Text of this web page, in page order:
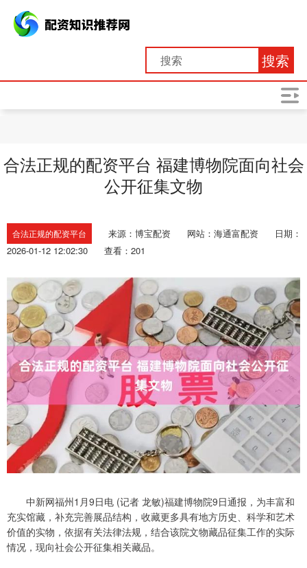
搜索
合法正规的配资平台 福建博物院面向社会
公开征集文物
合法正规的配资平台 来源：博宝配资 网站：海通富配资
日期：
2026-01-12 12:02:30
查看：201
中新网福州1月9日电 (记者 龙敏)福建博物院9日通报，为丰富和
充实馆藏，补充完善展品结构，收藏更多具有地方历史、科学和艺术
价值的实物，依据有关法律法规，结合该院文物藏品征集工作的实际
情况，现向社会公开征集相关藏品。